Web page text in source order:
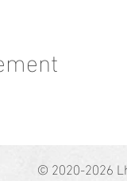
© 2020-2026